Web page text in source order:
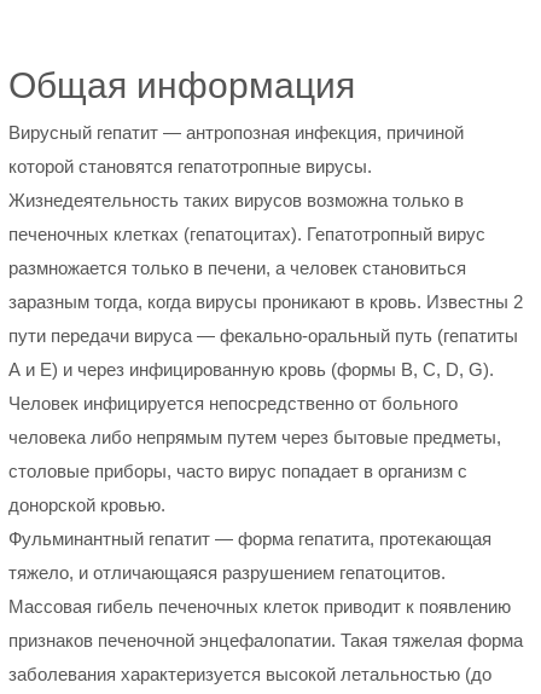
Общая информация
Вирусный гепатит — антропозная инфекция, причиной
которой становятся гепатотропные вирусы.
Жизнедеятельность таких вирусов возможна только в
печеночных клетках (гепатоцитах). Гепатотропный вирус
размножается только в печени, а человек становиться
заразным тогда, когда вирусы проникают в кровь. Известны 2
пути передачи вируса — фекально-оральный путь (гепатиты
А и Е) и через инфицированную кровь (формы B, C, D, G).
Человек инфицируется непосредственно от больного
человека либо непрямым путем через бытовые предметы,
столовые приборы, часто вирус попадает в организм с
донорской кровью.
Фульминантный гепатит — форма гепатита, протекающая
тяжело, и отличающаяся разрушением гепатоцитов.
Массовая гибель печеночных клеток приводит к появлению
признаков печеночной энцефалопатии. Такая тяжелая форма
заболевания характеризуется высокой летальностью (до